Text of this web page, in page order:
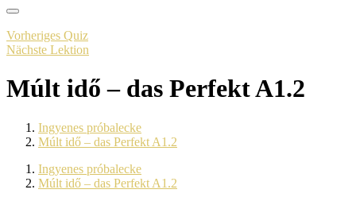
Vorheriges Quiz
Nächste Lektion
Múlt idő – das Perfekt A1.2
Ingyenes próbalecke
Múlt idő – das Perfekt A1.2
Ingyenes próbalecke
Múlt idő – das Perfekt A1.2